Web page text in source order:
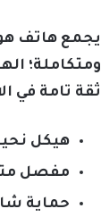
ومتكاملة؛
ثقة تامة في
هيكل
مفصل
حماية